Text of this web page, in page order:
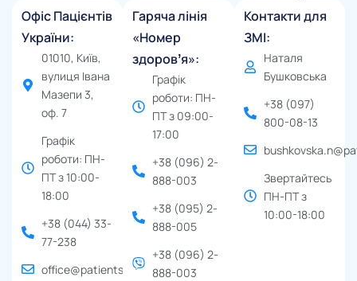
Офіс Пацієнтів
України:
01010, Київ,
вулиця Івана
Мазепи 3,
оф. 7
Графік
роботи: ПН-
ПТ з 10:00-
18:00
+38 (044) 33-
77-238
office@patients.org.ua
Гаряча лінія
«Номер
здоровʼя»:
Графік
роботи: ПН-
ПТ з 09:00-
17:00
+38 (096) 2-
888-003
+38 (095) 2-
888-005
+38 (096) 2-
888-003
Контакти для
ЗМІ:
Наталя
Бушковська
+38 (097)
800-08-13
Звертайтесь
ПН-ПТ з
10:00-18:00